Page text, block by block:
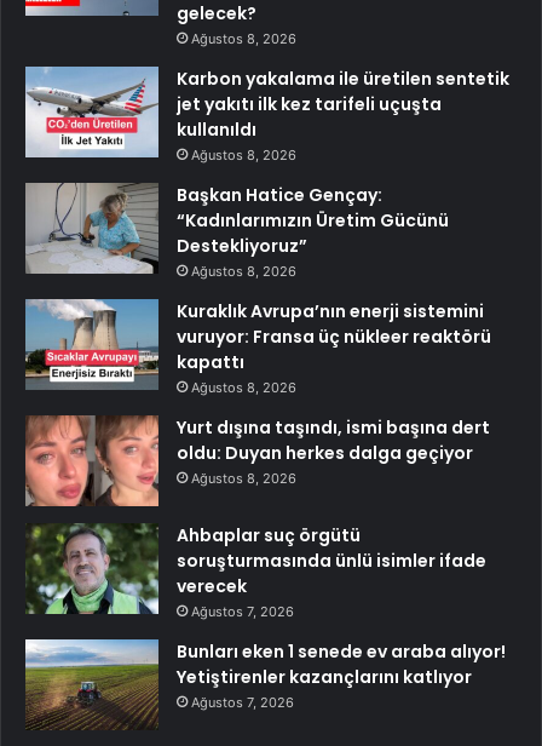
gelecek?
Ağustos 8, 2026
Karbon yakalama ile üretilen sentetik
jet yakıtı ilk kez tarifeli uçuşta
kullanıldı
Ağustos 8, 2026
Başkan Hatice Gençay:
“Kadınlarımızın Üretim Gücünü
Destekliyoruz”
Ağustos 8, 2026
Kuraklık Avrupa’nın enerji sistemini
vuruyor: Fransa üç nükleer reaktörü
kapattı
Ağustos 8, 2026
Yurt dışına taşındı, ismi başına dert
oldu: Duyan herkes dalga geçiyor
Ağustos 8, 2026
Ahbaplar suç örgütü
soruşturmasında ünlü isimler ifade
verecek
Ağustos 7, 2026
Bunları eken 1 senede ev araba alıyor!
Yetiştirenler kazançlarını katlıyor
Ağustos 7, 2026